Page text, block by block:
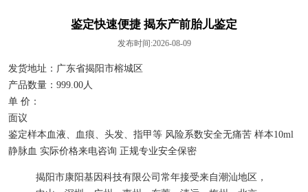
鉴定快速便捷 揭东产前胎儿鉴定
发布时间:2026-08-09
发货地址：广东省揭阳市榕城区
产品数量：999.00人
单 价：
面议
鉴定样本血液、血痕、头发、指甲等 风险系数安全无痛苦 样本10ml
静脉血 实际价格来电咨询 正规专业安全保密
揭阳市康阳基因科技有限公司常年接受来自潮汕地区，